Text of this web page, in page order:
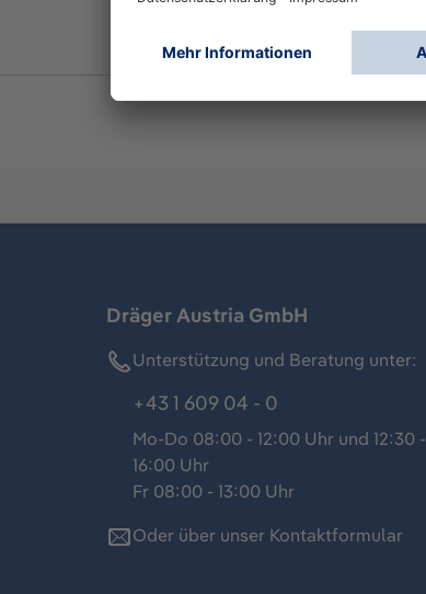
Dräger Austria GmbH
Unterstützung und Beratung unter:
+43 1 609 04 - 0
Mo-Do 08:00 - 12:00 Uhr und 12:30 -
16:00 Uhr
Fr 08:00 - 13:00 Uhr
Oder über unser Kontaktformular